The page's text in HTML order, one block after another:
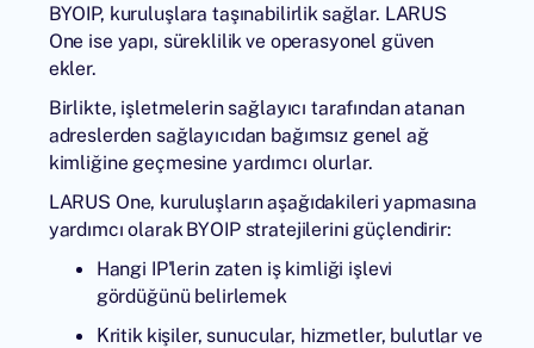
BYOIP, kuruluşlara taşınabilirlik sağlar. LARUS
One ise yapı, süreklilik ve operasyonel güven
ekler.
Birlikte, işletmelerin sağlayıcı tarafından atanan
adreslerden sağlayıcıdan bağımsız genel ağ
kimliğine geçmesine yardımcı olurlar.
LARUS One, kuruluşların aşağıdakileri yapmasına
yardımcı olarak BYOIP stratejilerini güçlendirir:
Hangi IP'lerin zaten iş kimliği işlevi
gördüğünü belirlemek
Kritik kişiler, sunucular, hizmetler, bulutlar ve